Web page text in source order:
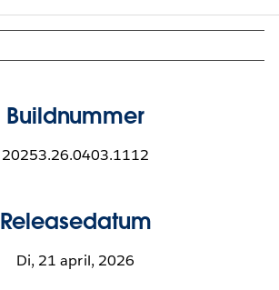
Buildnummer
20253.26.0403.1112
Releasedatum
Di, 21 april, 2026